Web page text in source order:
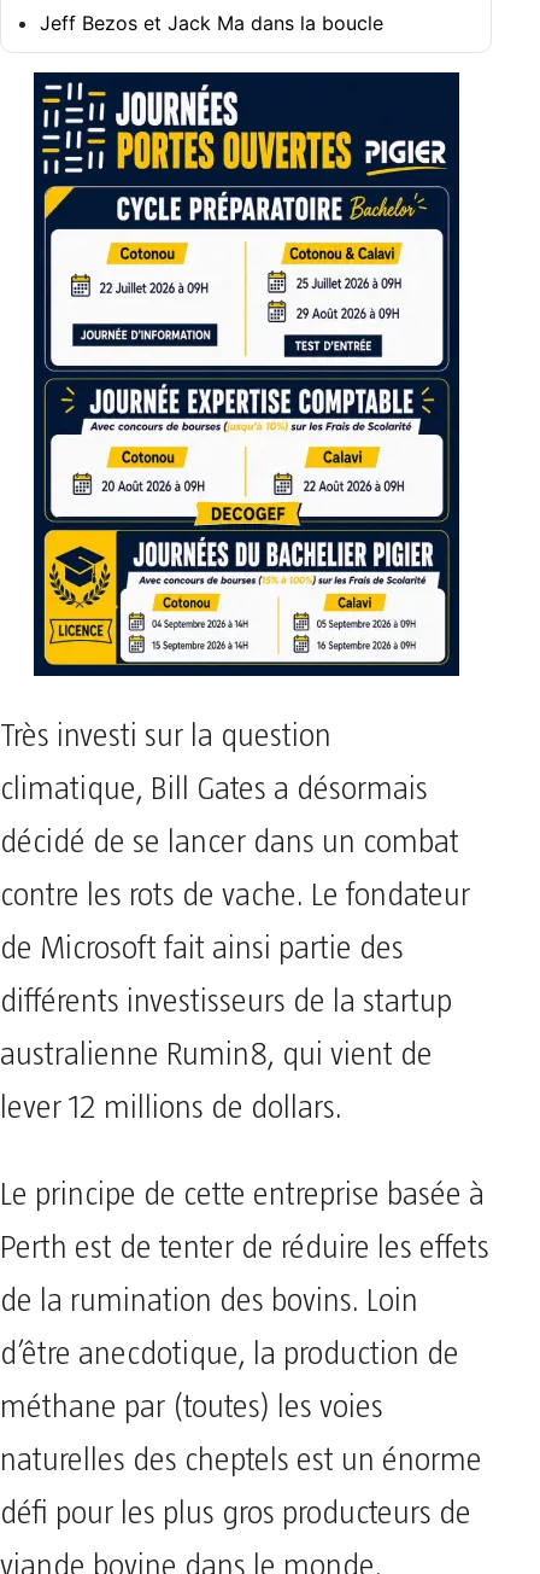
Jeff Bezos et Jack Ma dans la boucle
Très investi sur la question
climatique, Bill Gates a désormais
décidé de se lancer dans un combat
contre les rots de vache. Le fondateur
de Microsoft fait ainsi partie des
différents investisseurs de la startup
australienne Rumin8, qui vient de
lever 12 millions de dollars.
Le principe de cette entreprise basée à
Perth est de tenter de réduire les effets
de la rumination des bovins. Loin
d’être anecdotique, la production de
méthane par (toutes) les voies
naturelles des cheptels est un énorme
défi pour les plus gros producteurs de
viande bovine dans le monde.